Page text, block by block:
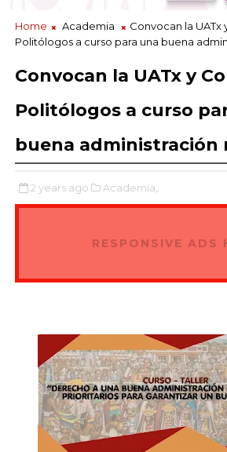
Home Academia
Convocan la UATx
Politólogos a curso para una buena
Convocan la UATx y
Politólogos a curso
buena administración
2 years ago Academia,
RESPONSIVE ADS